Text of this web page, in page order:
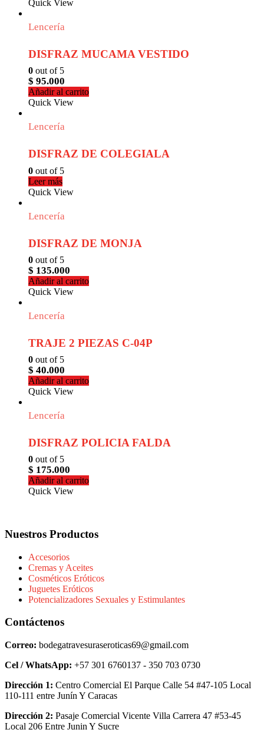
Quick View
Lencería
DISFRAZ MUCAMA VESTIDO
0 out of 5
$ 95.000
Añadir al carrito
Quick View
Lencería
DISFRAZ DE COLEGIALA
0 out of 5
Leer más
Quick View
Lencería
DISFRAZ DE MONJA
0 out of 5
$ 135.000
Añadir al carrito
Quick View
Lencería
TRAJE 2 PIEZAS C-04P
0 out of 5
$ 40.000
Añadir al carrito
Quick View
Lencería
DISFRAZ POLICIA FALDA
0 out of 5
$ 175.000
Añadir al carrito
Quick View
Nuestros Productos
Accesorios
Cremas y Aceites
Cosméticos Eróticos
Juguetes Eróticos
Potencializadores Sexuales y Estimulantes
Contáctenos
Correo: bodegatravesuraseroticas69@gmail.com
Cel / WhatsApp: +57 301 6760137 - 350 703 0730
Dirección 1: Centro Comercial El Parque Calle 54 #47-105 Local
110-111 entre Junín Y Caracas
Dirección 2: Pasaje Comercial Vicente Villa Carrera 47 #53-45
Local 206 Entre Junin Y Sucre